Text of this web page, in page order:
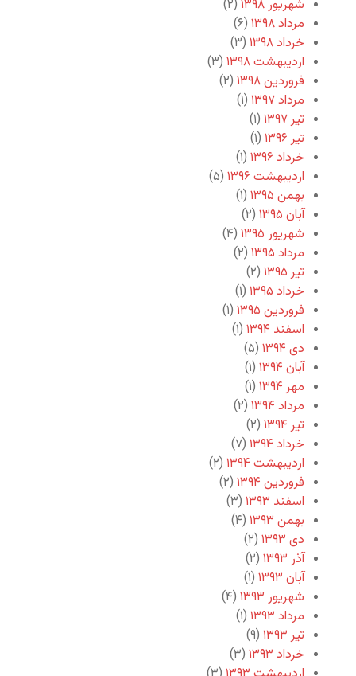
شهریور ۱۳۹۸
(۲)
مرداد ۱۳۹۸
(۶)
خرداد ۱۳۹۸
(۳)
اردیبهشت ۱۳۹۸
(۳)
فروردین ۱۳۹۸
(۲)
مرداد ۱۳۹۷
(۱)
تیر ۱۳۹۷
(۱)
تیر ۱۳۹۶
(۱)
خرداد ۱۳۹۶
(۱)
اردیبهشت ۱۳۹۶
(۵)
بهمن ۱۳۹۵
(۱)
آبان ۱۳۹۵
(۲)
شهریور ۱۳۹۵
(۴)
مرداد ۱۳۹۵
(۲)
تیر ۱۳۹۵
(۲)
خرداد ۱۳۹۵
(۱)
فروردین ۱۳۹۵
(۱)
اسفند ۱۳۹۴
(۱)
دی ۱۳۹۴
(۵)
آبان ۱۳۹۴
(۱)
مهر ۱۳۹۴
(۱)
مرداد ۱۳۹۴
(۲)
تیر ۱۳۹۴
(۲)
خرداد ۱۳۹۴
(۷)
اردیبهشت ۱۳۹۴
(۲)
فروردین ۱۳۹۴
(۲)
اسفند ۱۳۹۳
(۳)
بهمن ۱۳۹۳
(۴)
دی ۱۳۹۳
(۲)
آذر ۱۳۹۳
(۲)
آبان ۱۳۹۳
(۱)
شهریور ۱۳۹۳
(۴)
مرداد ۱۳۹۳
(۱)
تیر ۱۳۹۳
(۹)
خرداد ۱۳۹۳
(۳)